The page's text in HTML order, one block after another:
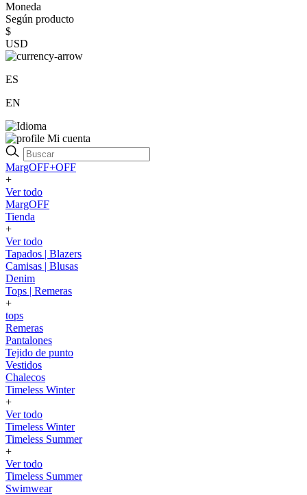
Moneda
Según producto
$
USD
ES
EN
Mi cuenta
MargOFF+OFF
+
Ver todo
MargOFF
Tienda
+
Ver todo
Tapados | Blazers
Camisas | Blusas
Denim
Tops | Remeras
+
tops
Remeras
Pantalones
Tejido de punto
Vestidos
Chalecos
Timeless Winter
+
Ver todo
Timeless Winter
Timeless Summer
+
Ver todo
Timeless Summer
Swimwear